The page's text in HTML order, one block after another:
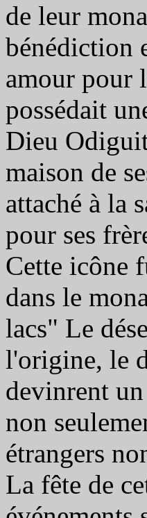
de leur
bénédiction
amour pour
possédait
Dieu
maison de
attaché à la
pour ses
Cette icône
dans le
lacs" Le
l'origine, le
devinrent
non
étrangers
La fête de